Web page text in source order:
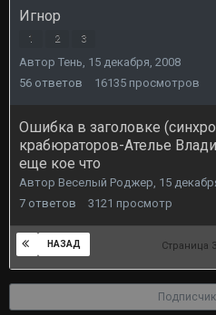
Игнор
1 2 3
Автор Тень, 15 декабря, 2008
56 ответов 16135 просмотров
Ошибка в заголовке
крабюраторов-Ателье
еще кое что
Автор Веселый Роджер, 15
7 ответов 3121 просмотр
НАЗАД Страница